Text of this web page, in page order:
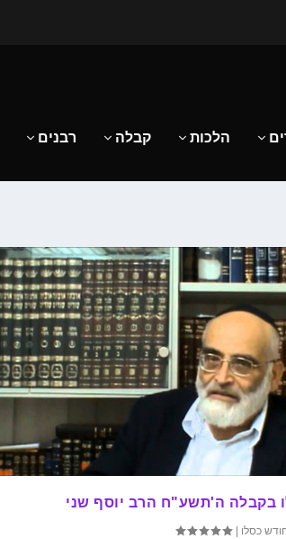
הלכות קבלה רבנים
בקבלה ה'תשע"ח הרב יוסף שני
כסלו